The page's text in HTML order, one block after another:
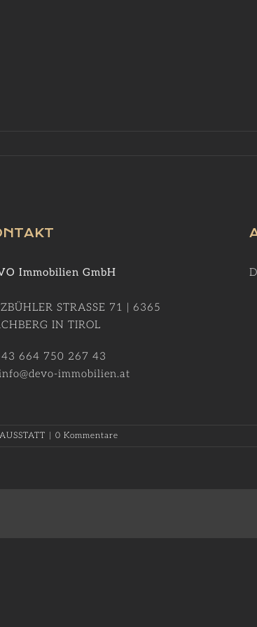
Immobilien GmbH
STRASSE 71 | 6365
IN TIROL
664 750 267 43
immobilien.at
0 Kommentare